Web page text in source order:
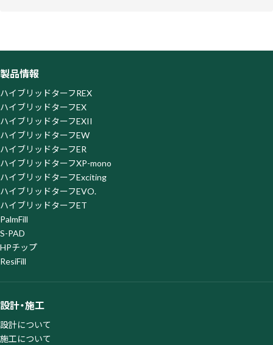
のアクセス履歴を取得・蓄積しておりますが、この取得・蓄積
プトアウトページ」よりオプトアウトを行ってください。な
お、オプトアウトがなされた場合は、当社がウェブサイト上で
提供するサービスの一部を利用できなくなる場合がございま
すので、ご了承ください。
オプトアウトページ
製品情報
ハイブリッドターフREX
ハイブリッドターフEX
ハイブリッドターフEXII
ハイブリッドターフEW
ハイブリッドターフER
ハイブリッドターフXP-mono
ハイブリッドターフExciting
ハイブリッドターフEVO.
ハイブリッドターフET
PalmFill
S-PAD
HPチップ
ResiFill
設計・施工
設計について
施工について